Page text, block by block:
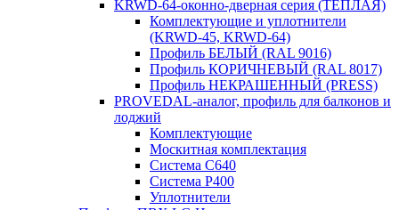
KRWD-64-оконно-дверная серия (ТЕПЛАЯ)
Комплектующие и уплотнители
(KRWD-45, KRWD-64)
Профиль БЕЛЫЙ (RAL 9016)
Профиль КОРИЧНЕВЫЙ (RAL 8017)
Профиль НЕКРАШЕННЫЙ (PRESS)
PROVEDAL-аналог, профиль для балконов и
лоджий
Комплектующие
Москитная комплектация
Система C640
Система P400
Уплотнители